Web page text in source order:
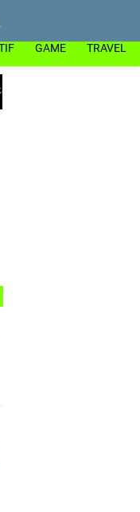
GAME TRAVEL
Buka Konbes NU di Ploso?